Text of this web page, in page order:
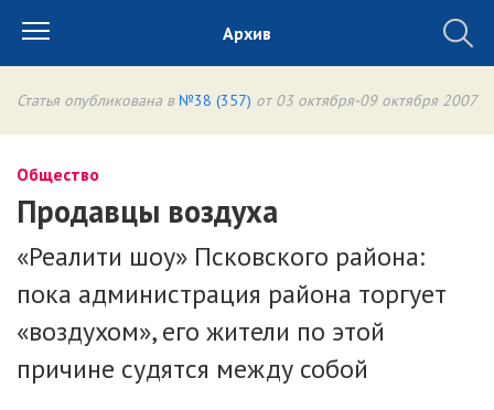
Архив
Статья опубликована в №38 (357) от 03 октября-09 октября 2007
Общество
Продавцы воздуха
«Реалити шоу» Псковского района:
пока администрация района торгует
«воздухом», его жители по этой
причине судятся между собой